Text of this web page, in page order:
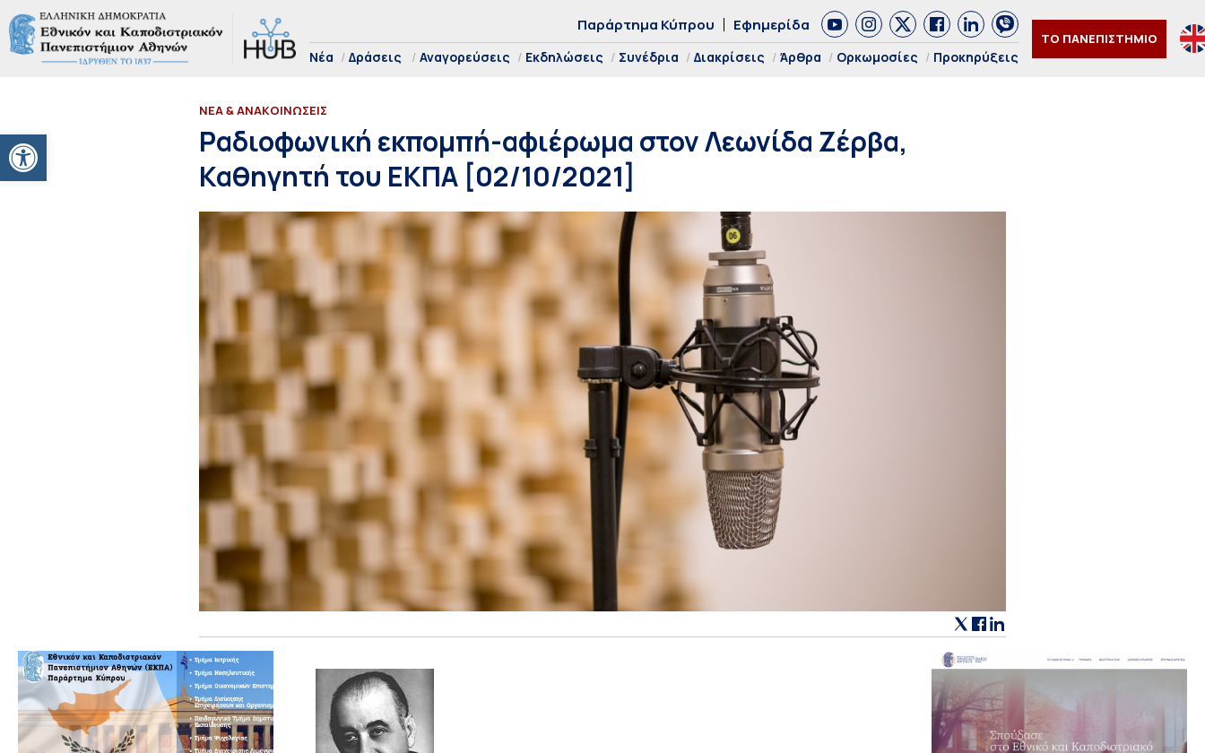
Ανοίξτε τη γραμμή εργαλείων
Παράρτημα Κύπρου Εφημερίδα
Νέα Δράσεις Αναγορεύσεις Εκδηλώσεις Συνέδρια Διακρίσεις Άρθρα Ορκωμοσίες Προκηρύξεις
ΤΟ ΠΑΝΕΠΙΣΤΗΜΙΟ
ΝΕΑ & ΑΝΑΚΟΙΝΩΣΕΙΣ
Ραδιοφωνική εκπομπή-αφιέρωμα στον Λεωνίδα Ζέρβα,
Καθηγητή του ΕΚΠΑ [02/10/2021]